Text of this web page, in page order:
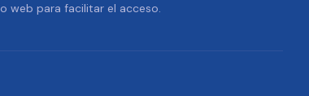
web para facilitar el acceso.